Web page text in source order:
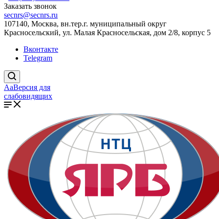
Заказать звонок
secnrs@secnrs.ru
107140, Москва, вн.тер.г. муниципальный округ
Красносельский, ул. Малая Красносельская, дом 2/8, корпус 5
Вконтакте
Telegram
AaВерсия для
слабовидящих